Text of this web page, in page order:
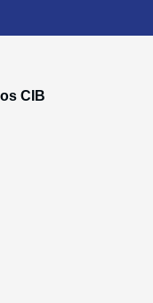
CIB